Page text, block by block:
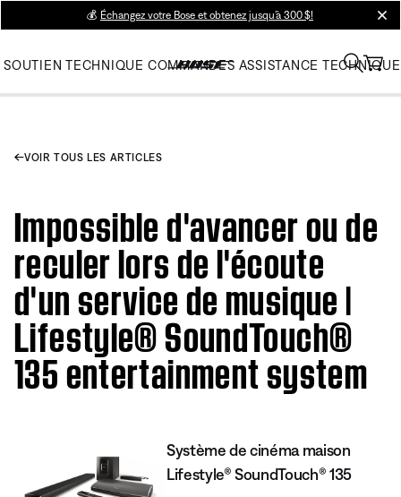
💰 Échangez votre Bose et obtenez jusqu’à 300 $!
SOUTIEN TECHNIQUE COMMANDES ASSISTANCE TECHNIQUE
VOIR TOUS LES ARTICLES
Impossible d'avancer ou de
reculer lors de l'écoute
d'un service de musique |
Lifestyle® SoundTouch®
135 entertainment system
Système de cinéma maison
Lifestyle® SoundTouch® 135